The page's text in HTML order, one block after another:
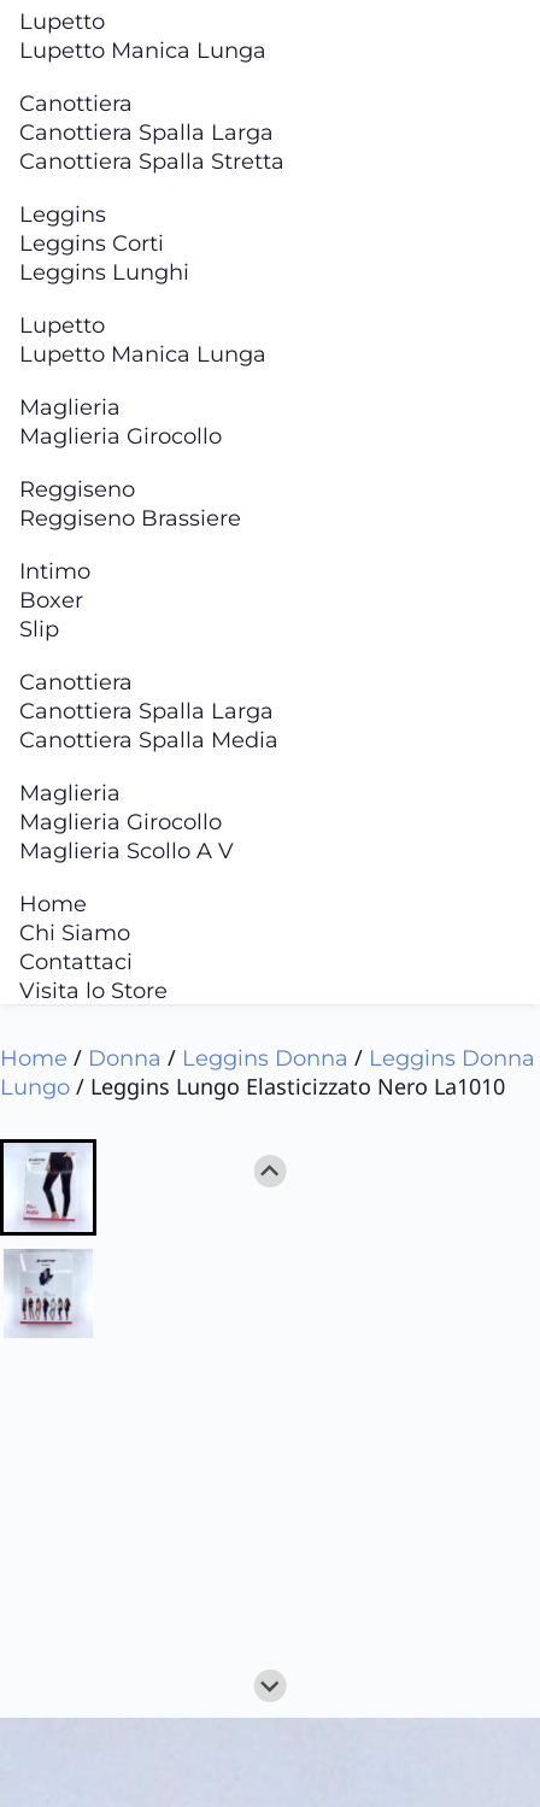
Lupetto
Lupetto Manica Lunga
Canottiera
Canottiera Spalla Larga
Canottiera Spalla Stretta
Leggins
Leggins Corti
Leggins Lunghi
Lupetto
Lupetto Manica Lunga
Maglieria
Maglieria Girocollo
Reggiseno
Reggiseno Brassiere
Intimo
Boxer
Slip
Canottiera
Canottiera Spalla Larga
Canottiera Spalla Media
Maglieria
Maglieria Girocollo
Maglieria Scollo A V
Home
Chi Siamo
Contattaci
Visita lo Store
Home / Donna / Leggins Donna / Leggins Donna
Lungo / Leggins Lungo Elasticizzato Nero La1010